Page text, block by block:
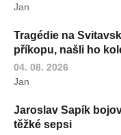
Jan
Tragédie na
příkopu, našli ho
04. 08. 2026
Jan
Jaroslav Sapík
těžké sepsi